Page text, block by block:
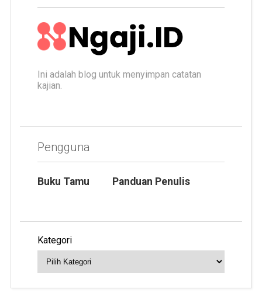
Ini adalah blog untuk menyimpan catatan
kajian.
Pengguna
Buku Tamu Panduan Penulis
Kategori